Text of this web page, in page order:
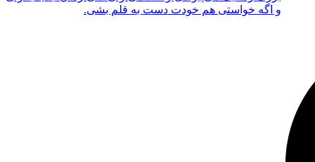
و اگه خواستی هم خودت دست به قلم بشی.